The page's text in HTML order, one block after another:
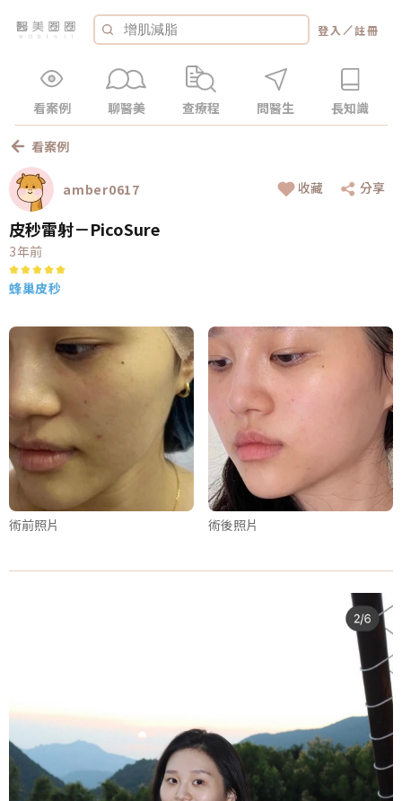
登入 ／註冊
看案例 聊醫美 查療程 問醫生 長知識
看案例
amber0617 收藏 分享
皮秒雷射－PicoSure
3年前
蜂巢皮秒
術前照片 術後照片